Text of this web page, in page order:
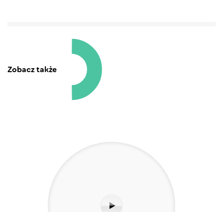
Zobacz także